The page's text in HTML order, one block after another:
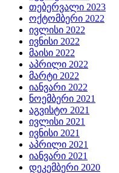
თებერვალი 2023
ოქტომბერი 2022
ივლისი 2022
ივნისი 2022
მაისი 2022
აპრილი 2022
მარტი 2022
იანვარი 2022
ნოემბერი 2021
აგვისტო 2021
ივლისი 2021
ივნისი 2021
აპრილი 2021
იანვარი 2021
დეკემბერი 2020